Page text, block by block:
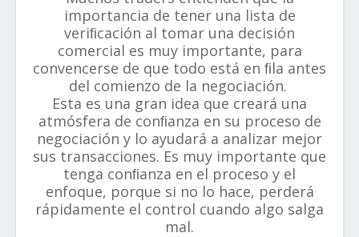
importancia de tener una lista de
veriﬁcación al tomar una decisión
comercial es muy importante, para
convencerse de que todo está en ﬁla antes
del comienzo de la negociación.
Esta es una gran idea que creará una
atmósfera de conﬁanza en su proceso de
negociación y lo ayudará a analizar mejor
sus transacciones. Es muy importante que
tenga conﬁanza en el proceso y el
enfoque, porque si no lo hace, perderá
rápidamente el control cuando algo salga
mal.